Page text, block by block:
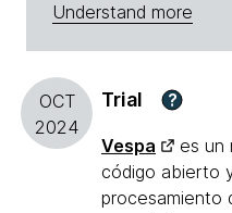
Understand more
OCT
2024
Trial ?
Vespa
es un
código abierto
procesamiento